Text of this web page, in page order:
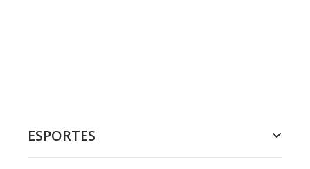
ESPORTES